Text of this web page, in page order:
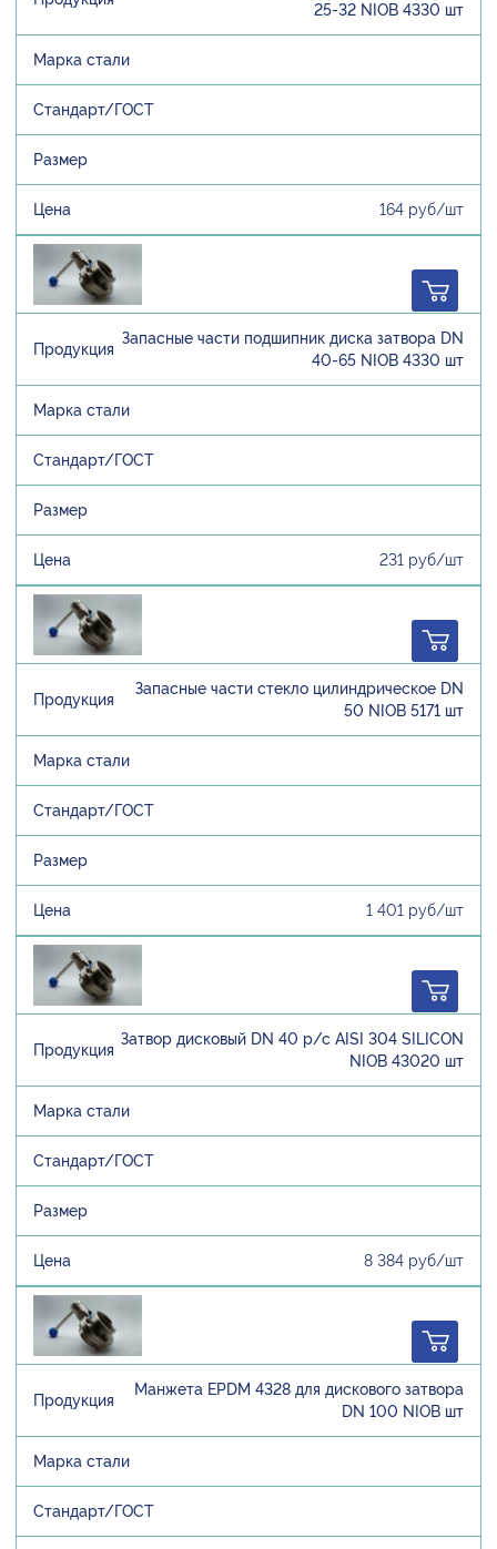
25-32 NIOB 4330 шт
164 руб/шт
Запасные части подшипник диска затвора DN
40-65 NIOB 4330 шт
231 руб/шт
Запасные части стекло цилиндрическое DN
50 NIOB 5171 шт
1 401 руб/шт
Затвор дисковый DN 40 р/с AISI 304 SILICON
NIOB 43020 шт
8 384 руб/шт
Манжета EPDM 4328 для дискового затвора
DN 100 NIOB шт